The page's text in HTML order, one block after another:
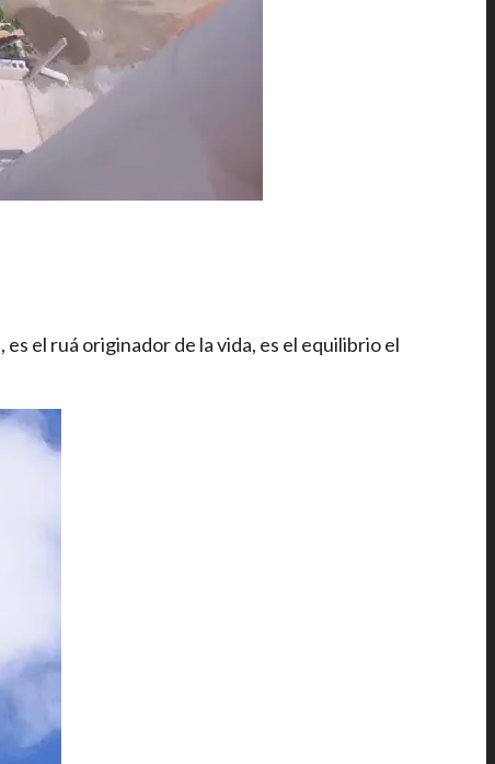
el ruá originador de la vida, es el equilibrio el